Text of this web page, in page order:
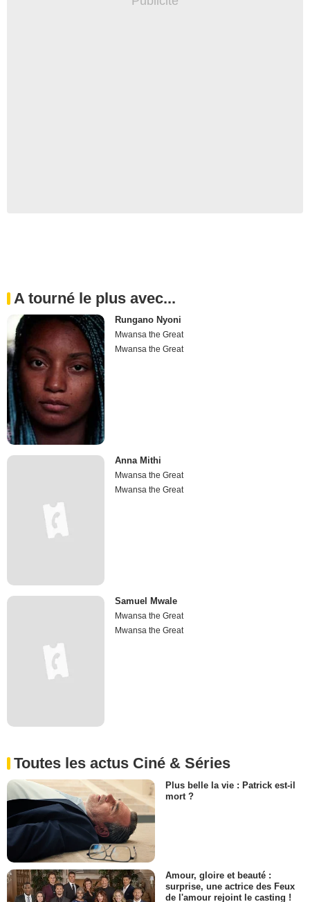
A tourné le plus avec...
Rungano Nyoni
Mwansa the Great
Mwansa the Great
Anna Mithi
Mwansa the Great
Mwansa the Great
Samuel Mwale
Mwansa the Great
Mwansa the Great
Toutes les actus Ciné & Séries
Plus belle la vie : Patrick est-il
mort ?
Amour, gloire et beauté :
surprise, une actrice des Feux
de l'amour rejoint le casting !